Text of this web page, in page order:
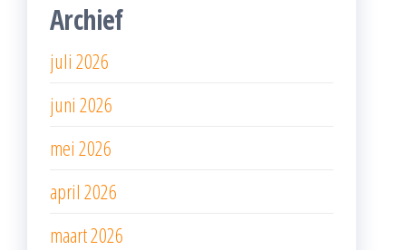
Archief
juli 2026
juni 2026
mei 2026
april 2026
maart 2026